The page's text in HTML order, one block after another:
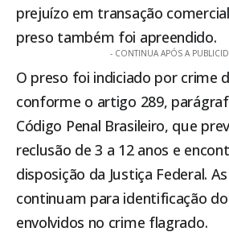
prejuízo em transação
preso também foi apreendido.
- CONTINUA APÓS A
O preso foi indiciado por crime
conforme o artigo 289,
Código Penal Brasileiro, que
reclusão de 3 a 12 anos e
disposição da Justiça Federal.
continuam para identificação
envolvidos no crime flagrado.